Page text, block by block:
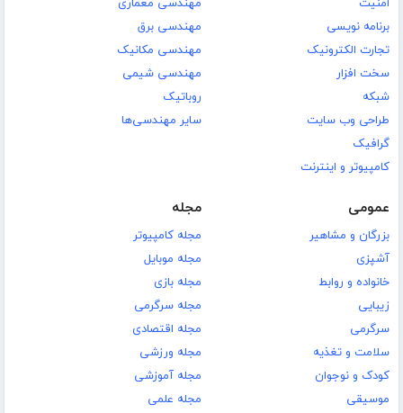
امنیت
برنامه نویسی
تجارت الکترونیک
سخت افزار
شبکه
طراحی وب سایت
گرافیک
کامپیوتر و اینترنت
مهندسی معماری
مهندسی برق
مهندسی مکانیک
مهندسی شیمی
روباتیک
سایر مهندسی‌ها
عمومی
بزرگان و مشاهیر
آشپزی
خانواده و روابط
زیبایی
سرگرمی
سلامت و تغذیه
کودک و نوجوان
موسیقی
مجله
مجله کامپیوتر
مجله موبایل
مجله بازی
مجله سرگرمی
مجله اقتصادی
مجله ورزشی
مجله آموزشی
مجله علمی